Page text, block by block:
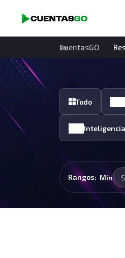
CuentasGO
Todo
Rangos: Min